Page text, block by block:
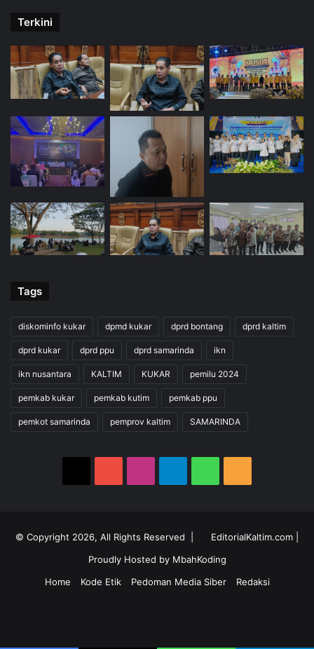
Terkini
Tags
diskominfo kukar dpmd kukar dprd bontang dprd kaltim
dprd kukar dprd ppu dprd samarinda ikn
ikn nusantara KALTIM KUKAR pemilu 2024
pemkab kukar pemkab kutim pemkab ppu
pemkot samarinda pemprov kaltim SAMARINDA
© Copyright 2026, All Rights Reserved | EditorialKaltim.com
Proudly Hosted by MbahKoding
Home
Kode Etik Pedoman Media Siber Redaksi